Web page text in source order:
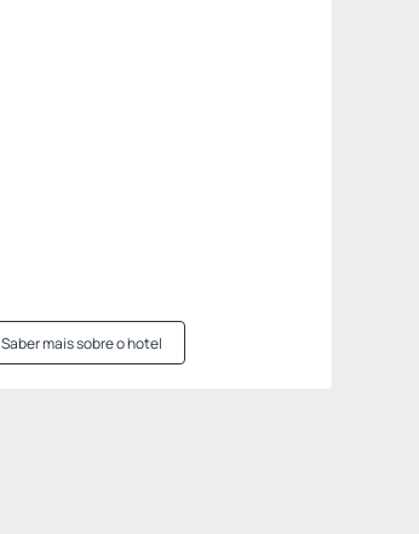
Saber mais sobre o hotel